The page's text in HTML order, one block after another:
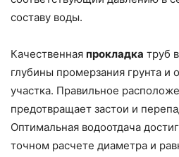
составу воды.
Качественная прокладка труб
глубины промерзания грунта и
участка. Правильное
предотвращает застои и
Оптимальная водоотдача
точном расчете диаметра и